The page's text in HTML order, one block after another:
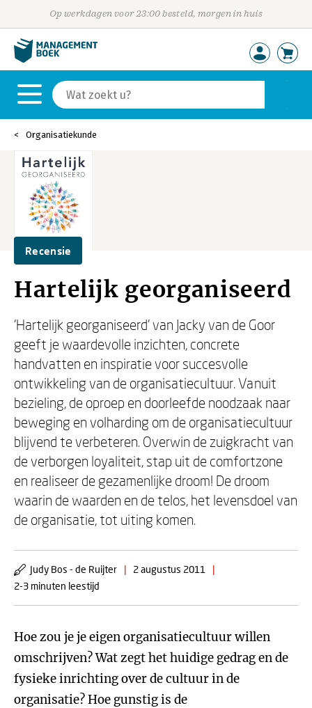
Op werkdagen voor 23:00 besteld, morgen in huis
Organisatiekunde
Recensie
Hartelijk georganiseerd
'Hartelijk georganiseerd' van Jacky van de Goor
geeft je waardevolle inzichten, concrete
handvatten en inspiratie voor succesvolle
ontwikkeling van de organisatiecultuur. Vanuit
bezieling, de oproep en doorleefde noodzaak naar
beweging en volharding om de organisatiecultuur
blijvend te verbeteren. Overwin de zuigkracht van
de verborgen loyaliteit, stap uit de comfortzone
en realiseer de gezamenlijke droom! De droom
waarin de waarden en de telos, het levensdoel van
de organisatie, tot uiting komen.
Judy Bos - de Ruijter | 2 augustus 2011
|
2-3 minuten leestijd
Hoe zou je je eigen organisatiecultuur willen
omschrijven? Wat zegt het huidige gedrag en de
fysieke inrichting over de cultuur in de
organisatie? Hoe gunstig is de